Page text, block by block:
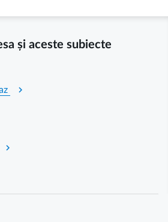
și aceste subiecte
chevron_right
chevron_right